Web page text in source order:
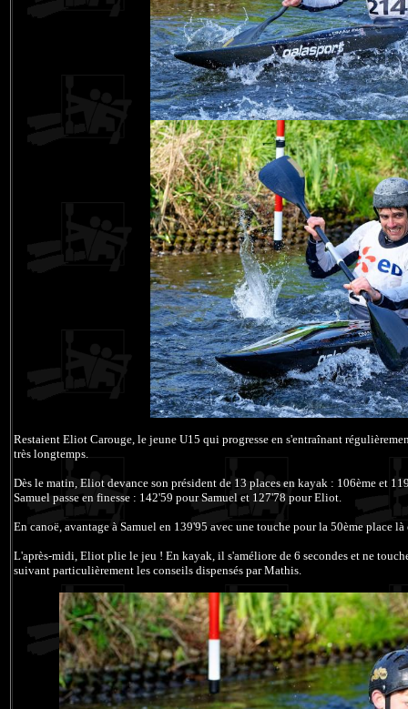
Restaient Eliot Carouge, le jeune U15 qui progresse en s'entraînant
très longtemps.
Dès le matin, Eliot devance son président de 13 places en kayak : 106ème et
Samuel passe en finesse : 142'59 pour Samuel et 127'78 pour Eliot.
En canoë, avantage à Samuel en 139'95 avec une touche pour la 50ème place
L'après-midi, Eliot plie le jeu ! En kayak, il s'améliore de 6 secondes et ne
suivant particulièrement les conseils dispensés par Mathis.